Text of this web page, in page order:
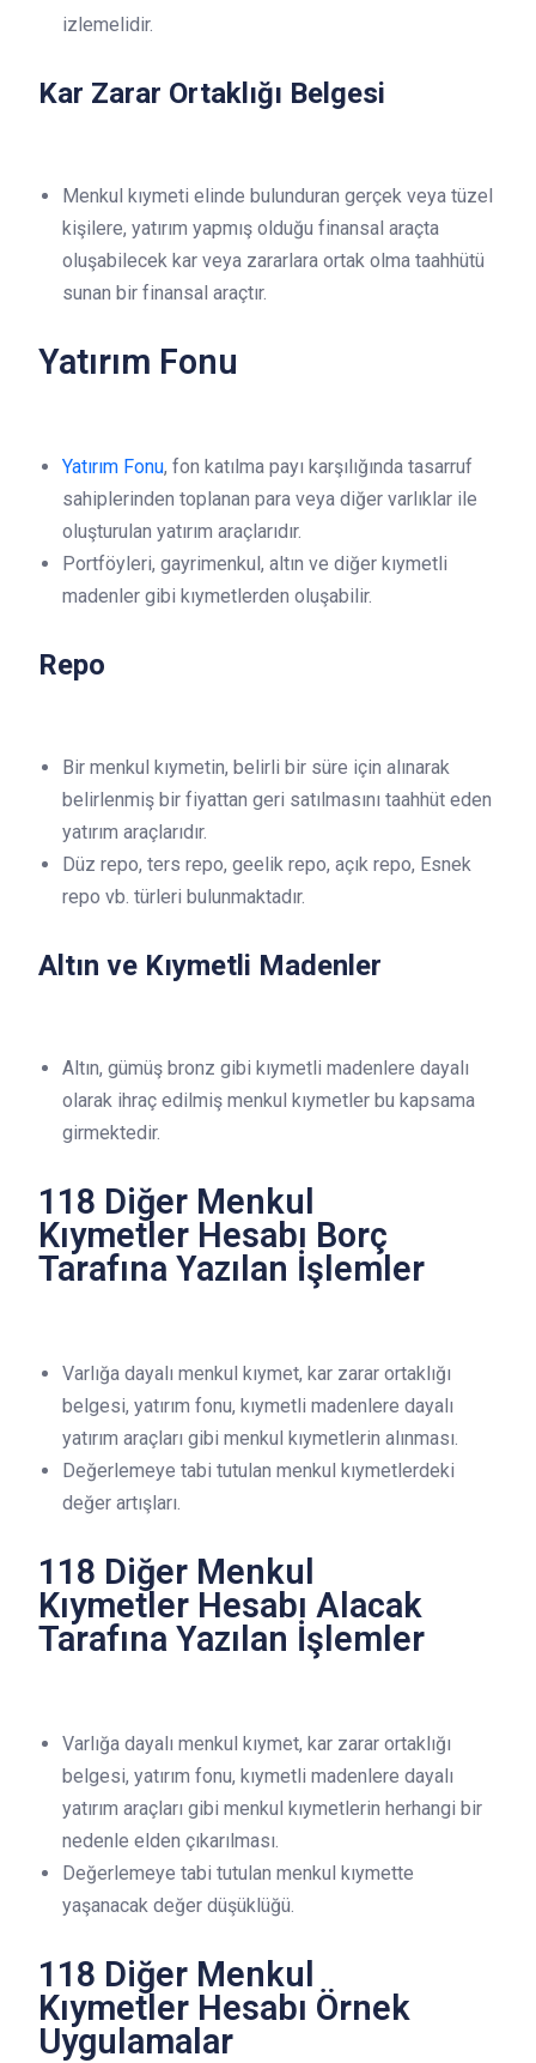
izlemelidir.
Kar Zarar Ortaklığı Belgesi
Menkul kıymeti elinde bulunduran gerçek veya tüzel
kişilere, yatırım yapmış olduğu finansal araçta
oluşabilecek kar veya zararlara ortak olma taahhütü
sunan bir finansal araçtır.
Yatırım Fonu
Yatırım Fonu, fon katılma payı karşılığında tasarruf
sahiplerinden toplanan para veya diğer varlıklar ile
oluşturulan yatırım araçlarıdır.
Portföyleri, gayrimenkul, altın ve diğer kıymetli
madenler gibi kıymetlerden oluşabilir.
Repo
Bir menkul kıymetin, belirli bir süre için alınarak
belirlenmiş bir fiyattan geri satılmasını taahhüt eden
yatırım araçlarıdır.
Düz repo, ters repo, geelik repo, açık repo, Esnek
repo vb. türleri bulunmaktadır.
Altın ve Kıymetli Madenler
Altın, gümüş bronz gibi kıymetli madenlere dayalı
olarak ihraç edilmiş menkul kıymetler bu kapsama
girmektedir.
118 Diğer Menkul
Kıymetler Hesabı Borç
Tarafına Yazılan İşlemler
Varlığa dayalı menkul kıymet, kar zarar ortaklığı
belgesi, yatırım fonu, kıymetli madenlere dayalı
yatırım araçları gibi menkul kıymetlerin alınması.
Değerlemeye tabi tutulan menkul kıymetlerdeki
değer artışları.
118 Diğer Menkul
Kıymetler Hesabı Alacak
Tarafına Yazılan İşlemler
Varlığa dayalı menkul kıymet, kar zarar ortaklığı
belgesi, yatırım fonu, kıymetli madenlere dayalı
yatırım araçları gibi menkul kıymetlerin herhangi bir
nedenle elden çıkarılması.
Değerlemeye tabi tutulan menkul kıymette
yaşanacak değer düşüklüğü.
118 Diğer Menkul
Kıymetler Hesabı Örnek
Uygulamalar